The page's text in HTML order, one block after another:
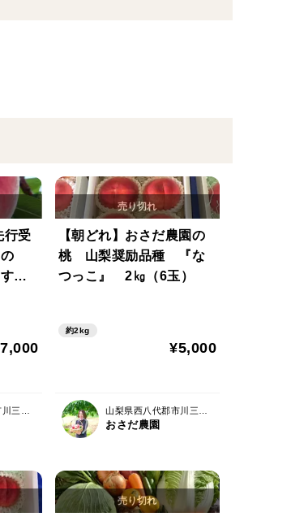
行受
す
山梨県西八代郡市川三郷町
【朝どれ】おさだ農園の
桃 山梨奨励品種 『な
つっこ』 2㎏（6玉）
約2kg
¥5,000
山梨県西八代郡市川三郷町
おさだ農園